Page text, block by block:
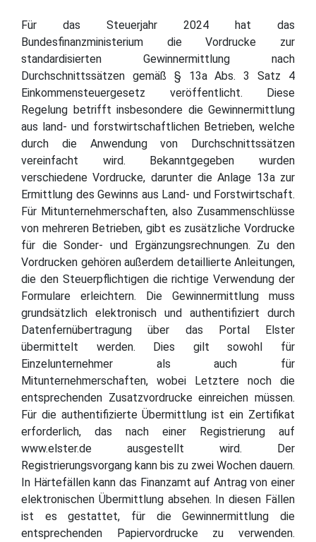
Für das Steuerjahr 2024 hat das
Bundesfinanzministerium die Vordrucke zur
standardisierten Gewinnermittlung nach
Durchschnittssätzen gemäß § 13a Abs. 3 Satz 4
Einkommensteuergesetz veröffentlicht. Diese
Regelung betrifft insbesondere die Gewinnermittlung
aus land- und forstwirtschaftlichen Betrieben, welche
durch die Anwendung von Durchschnittssätzen
vereinfacht wird. Bekanntgegeben wurden
verschiedene Vordrucke, darunter die Anlage 13a zur
Ermittlung des Gewinns aus Land- und Forstwirtschaft.
Für Mitunternehmerschaften, also Zusammenschlüsse
von mehreren Betrieben, gibt es zusätzliche Vordrucke
für die Sonder- und Ergänzungsrechnungen. Zu den
Vordrucken gehören außerdem detaillierte Anleitungen,
die den Steuerpflichtigen die richtige Verwendung der
Formulare erleichtern. Die Gewinnermittlung muss
grundsätzlich elektronisch und authentifiziert durch
Datenfernübertragung über das Portal Elster
übermittelt werden. Dies gilt sowohl für
Einzelunternehmer als auch für
Mitunternehmerschaften, wobei Letztere noch die
entsprechenden Zusatzvordrucke einreichen müssen.
Für die authentifizierte Übermittlung ist ein Zertifikat
erforderlich, das nach einer Registrierung auf
www.elster.de ausgestellt wird. Der
Registrierungsvorgang kann bis zu zwei Wochen dauern.
In Härtefällen kann das Finanzamt auf Antrag von einer
elektronischen Übermittlung absehen. In diesen Fällen
ist es gestattet, für die Gewinnermittlung die
entsprechenden Papiervordrucke zu verwenden.